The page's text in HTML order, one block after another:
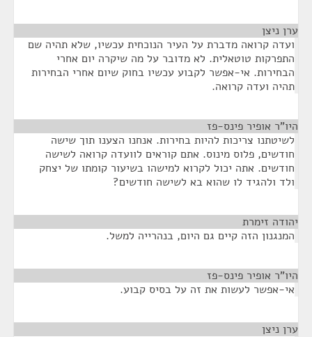
ערן ניצן
ועדה קרואה מדברת על העיר הנוכחית עכשיו, שלא תהיה שם
התפרקות טוטאלית. לא מדובר על מה שיקרה יום אחרי
הבחירות. אי-אפשר לקבוע עכשיו בחוק שיום אחרי הבחירות
תהיה ועדה קרואה.
היו"ר אופיר פינס-פז
לשיטתנו צריכות להיות בחירות. אנחנו הצענו תוך שישה
חודשים, פלוס מינוס. אתם קוראים לוועדה קרואה לשישה
חודשים. אתה יכול לקרוא למישהו בשיעור קומתו של יצחק
ולד ולהגיד לו שהוא בא לשישה חודשים?
יהודה זימרת
המנגנון הזה קיים גם היום, בנהרייה למשל.
היו"ר אופיר פינס-פז
אי-אפשר לעשות את זה על בסיס קבוע.
ערן ניצן